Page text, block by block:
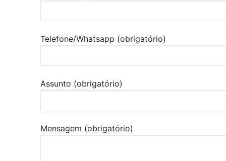
Telefone/Whatsapp (obrigatório)
Assunto (obrigatório)
Mensagem (obrigatório)